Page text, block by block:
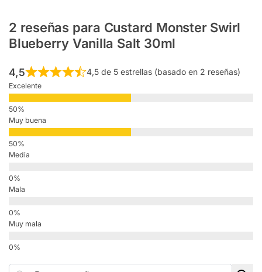
2 reseñas para Custard Monster Swirl
Blueberry Vanilla Salt 30ml
4,5 4,5 de 5 estrellas (basado en 2 reseñas)
Excelente
Muy buena
Media
Mala
Muy mala